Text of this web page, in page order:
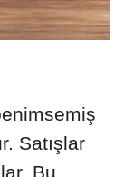
Satışlar
Bu